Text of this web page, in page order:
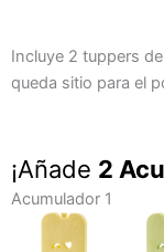
Incluye 2 tuppers
queda sitio para el
¡Añade 2
Acumulador 1
Polarbox
x
Scalpers
cantidad